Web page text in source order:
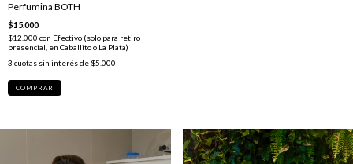
Perfumina BOTH
$15.000
$12.000 con Efectivo (solo para retiro
presencial, en Caballito o La Plata)
3 cuotas sin interés de $5.000